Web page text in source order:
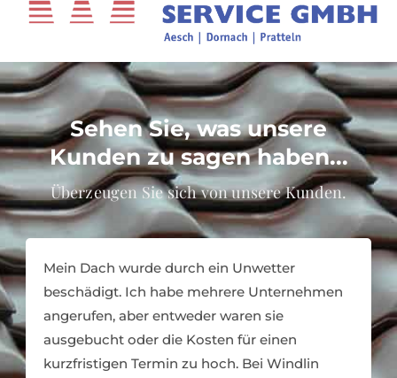
Sehen Sie, was unsere
Kunden zu sagen haben...
Überzeugen Sie sich von unsere Kunden.
Mein Dach wurde durch ein Unwetter
beschädigt. Ich habe mehrere Unternehmen
angerufen, aber entweder waren sie
ausgebucht oder die Kosten für einen
kurzfristigen Termin zu hoch. Bei Windlin